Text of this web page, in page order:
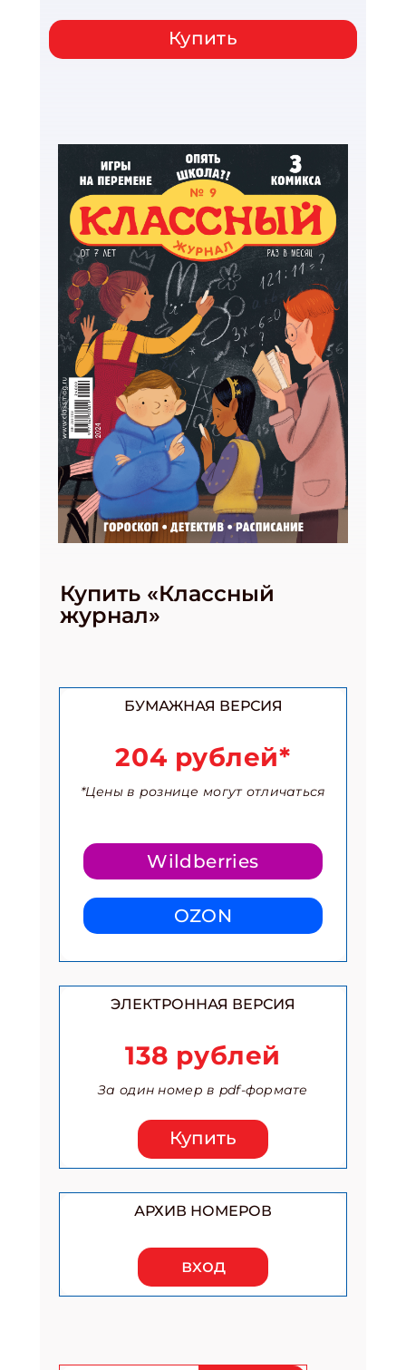
Купить
Купить «Классный
журнал»
БУМАЖНАЯ ВЕРСИЯ
204 рублей*
*Цены в рознице могут отличаться
Wildberries
OZON
ЭЛЕКТРОННАЯ ВЕРСИЯ
138 рублей
За один номер в pdf-формате
Купить
АРХИВ НОМЕРОВ
вход